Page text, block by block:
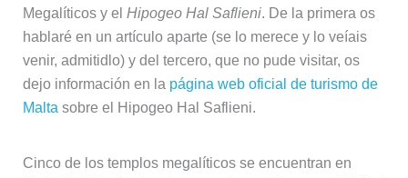
Megalíticos y el Hipogeo Hal Saflieni. De la primera os
hablaré en un artículo aparte (se lo merece y lo veíais
venir, admitidlo) y del tercero, que no pude visitar, os
dejo información en la página web oficial de turismo de
Malta sobre el Hipogeo Hal Saflieni.
Cinco de los templos megalíticos se encuentran en